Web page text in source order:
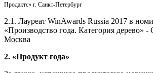
Продактс» г. Санкт-Петербург
2.1. Лауреат WinAwards Russia 2017 в
«Производство года. Категория дерево»
Москва
2. «Продукт года»